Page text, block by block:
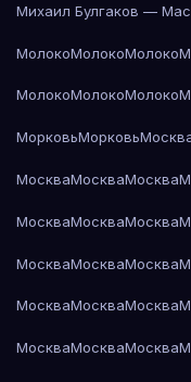
Михаил Булгаков —
МолокоМолокоМолоко
МолокоМолокоМолоко
МорковьМорковь
МоскваМоскваМосква
МоскваМоскваМосква
МоскваМоскваМосква
МоскваМоскваМосква
МоскваМоскваМосква